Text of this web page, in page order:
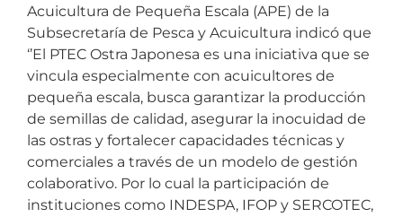
Acuicultura de Pequeña Escala (APE) de la
Subsecretaría de Pesca y Acuicultura indicó que
‘’El PTEC Ostra Japonesa es una iniciativa que se
vincula especialmente con acuicultores de
pequeña escala, busca garantizar la producción
de semillas de calidad, asegurar la inocuidad de
las ostras y fortalecer capacidades técnicas y
comerciales a través de un modelo de gestión
colaborativo. Por lo cual la participación de
instituciones como INDESPA, IFOP y SERCOTEC,